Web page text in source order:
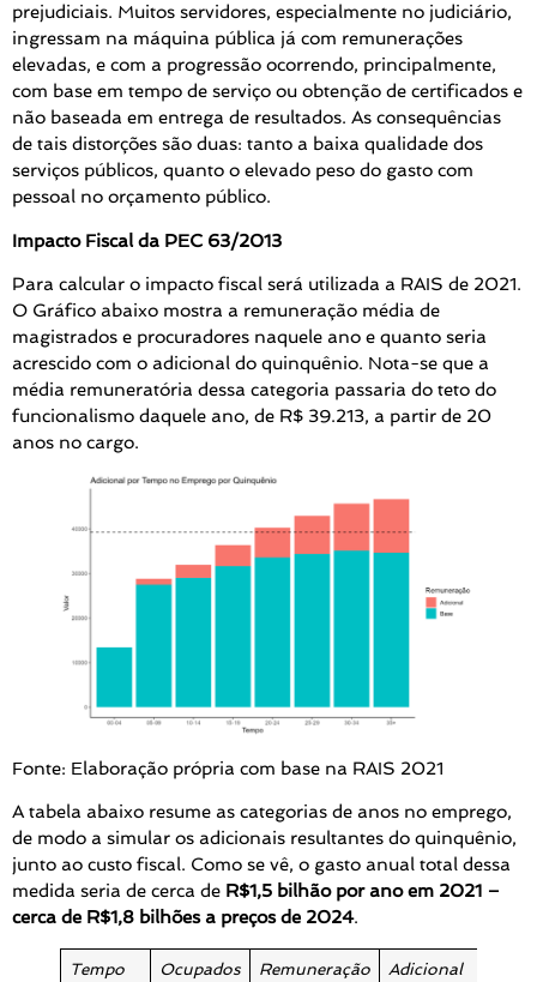
prejudiciais. Muitos servidores, especialmente no judiciário,
ingressam na máquina pública já com remunerações
elevadas, e com a progressão ocorrendo, principalmente,
com base em tempo de serviço ou obtenção de certificados e
não baseada em entrega de resultados. As consequências
de tais distorções são duas: tanto a baixa qualidade dos
serviços públicos, quanto o elevado peso do gasto com
pessoal no orçamento público.
Impacto Fiscal da PEC 63/2013
Para calcular o impacto fiscal será utilizada a RAIS de 2021.
O Gráfico abaixo mostra a remuneração média de
magistrados e procuradores naquele ano e quanto seria
acrescido com o adicional do quinquênio. Nota-se que a
média remuneratória dessa categoria passaria do teto do
funcionalismo daquele ano, de R$ 39.213, a partir de 20
anos no cargo.
Fonte: Elaboração própria com base na RAIS 2021
A tabela abaixo resume as categorias de anos no emprego,
de modo a simular os adicionais resultantes do quinquênio,
junto ao custo fiscal. Como se vê, o gasto anual total dessa
medida seria de cerca de R$1,5 bilhão por ano em 2021 –
cerca de R$1,8 bilhões a preços de 2024.
Tempo
Ocupados
Remuneração
Adicional